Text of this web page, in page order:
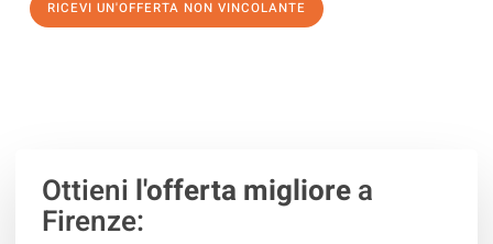
RICEVI UN'OFFERTA NON VINCOLANTE
Ottieni l'offerta migliorea
Firenze: